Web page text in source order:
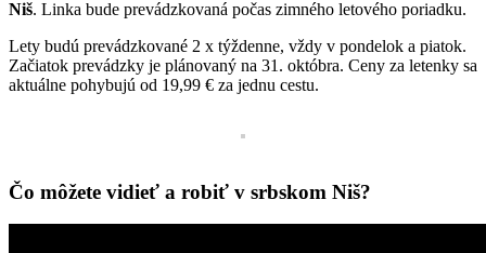
Niš. Linka bude prevádzkovaná počas zimného letového poriadku.
Lety budú prevádzkované 2 x týždenne, vždy v pondelok a piatok.
Začiatok prevádzky je plánovaný na 31. októbra. Ceny za letenky sa
aktuálne pohybujú od 19,99 € za jednu cestu.
Čo môžete vidieť a robiť v srbskom Niš?